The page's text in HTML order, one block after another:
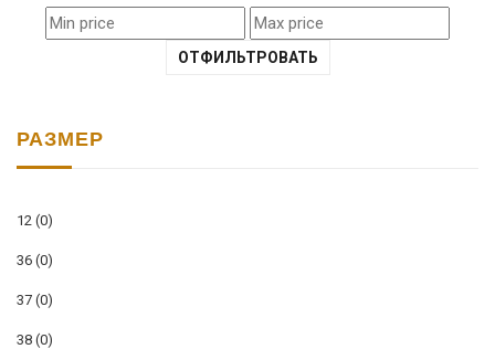
ОТФИЛЬТРОВАТЬ
РАЗМЕР
12 (0)
36 (0)
37 (0)
38 (0)